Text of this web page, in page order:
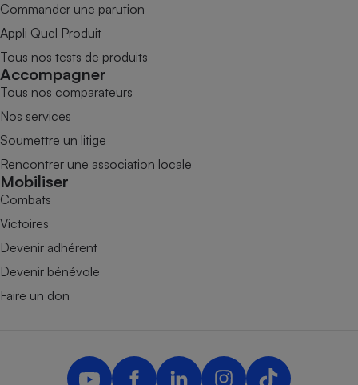
Commander une parution
Appli Quel Produit
Tous nos tests de produits
Accompagner
Tous nos comparateurs
Nos services
Soumettre un litige
Rencontrer une association locale
Mobiliser
Combats
Victoires
Devenir adhérent
Devenir bénévole
Faire un don